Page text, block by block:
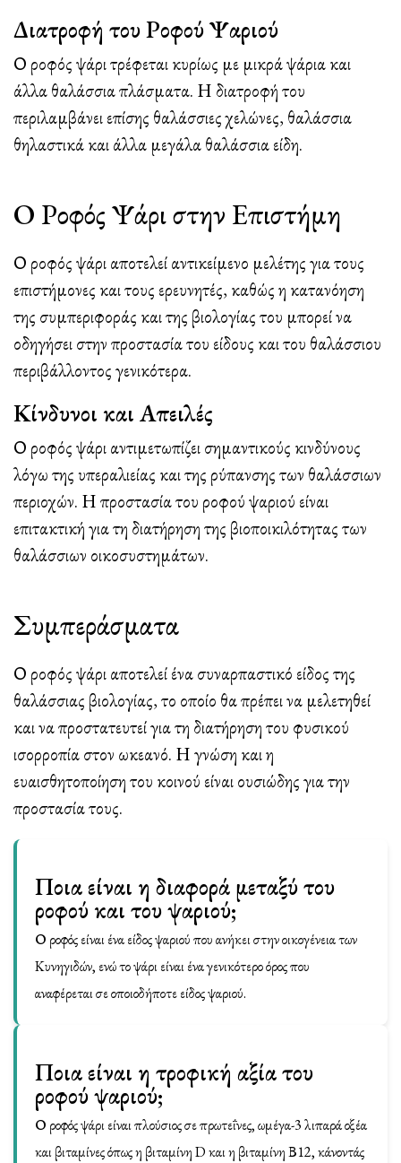
Διατροφή του Ροφού Ψαριού
Ο ροφός ψάρι τρέφεται κυρίως με μικρά ψάρια και
άλλα θαλάσσια πλάσματα. Η διατροφή του
περιλαμβάνει επίσης θαλάσσιες χελώνες, θαλάσσια
θηλαστικά και άλλα μεγάλα θαλάσσια είδη.
Ο Ροφός Ψάρι στην Επιστήμη
Ο ροφός ψάρι αποτελεί αντικείμενο μελέτης για τους
επιστήμονες και τους ερευνητές, καθώς η κατανόηση
της συμπεριφοράς και της βιολογίας του μπορεί να
οδηγήσει στην προστασία του είδους και του θαλάσσιου
περιβάλλοντος γενικότερα.
Κίνδυνοι και Απειλές
Ο ροφός ψάρι αντιμετωπίζει σημαντικούς κινδύνους
λόγω της υπεραλιείας και της ρύπανσης των θαλάσσιων
περιοχών. Η προστασία του ροφού ψαριού είναι
επιτακτική για τη διατήρηση της βιοποικιλότητας των
θαλάσσιων οικοσυστημάτων.
Συμπεράσματα
Ο ροφός ψάρι αποτελεί ένα συναρπαστικό είδος της
θαλάσσιας βιολογίας, το οποίο θα πρέπει να μελετηθεί
και να προστατευτεί για τη διατήρηση του φυσικού
ισορροπία στον ωκεανό. Η γνώση και η
ευαισθητοποίηση του κοινού είναι ουσιώδης για την
προστασία τους.
Ποια είναι η διαφορά μεταξύ του
ροφού και του ψαριού;
Ο ροφός είναι ένα είδος ψαριού που ανήκει στην οικογένεια των
Κυνηγιδών, ενώ το ψάρι είναι ένα γενικότερο όρος που
αναφέρεται σε οποιοδήποτε είδος ψαριού.
Ποια είναι η τροφική αξία του
ροφού ψαριού;
Ο ροφός ψάρι είναι πλούσιος σε πρωτεΐνες, ωμέγα-3 λιπαρά οξέα
και βιταμίνες όπως η βιταμίνη D και η βιταμίνη Β12, κάνοντάς